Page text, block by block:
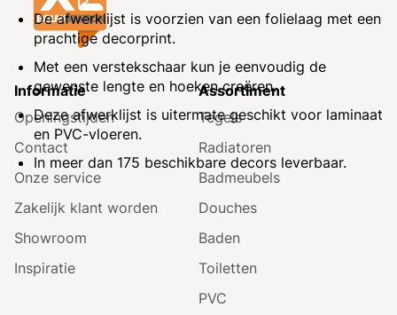
De afwerklijst is voorzien van een folielaag met een
prachtige decorprint.
Met een verstekschaar kun je eenvoudig de
gewenste lengte en hoeken creëren.
Deze afwerklijst is uitermate geschikt voor laminaat
en PVC-vloeren.
In meer dan 175 beschikbare decors leverbaar.
Informatie
Openingstijden
Contact
Onze service
Zakelijk klant worden
Showroom
Inspiratie
Assortiment
Tegels
Radiatoren
Badmeubels
Douches
Baden
Toiletten
PVC